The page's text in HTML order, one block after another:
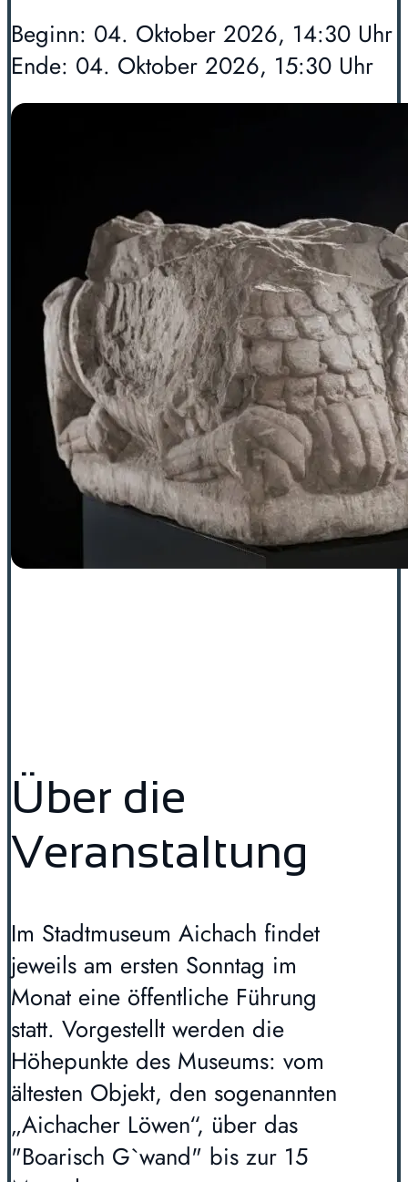
Beginn: 04. Oktober 2026, 14:30 Uhr
Ende: 04. Oktober 2026, 15:30 Uhr
Über die
Veranstaltung
Im Stadtmuseum Aichach findet
jeweils am ersten Sonntag im
Monat eine öffentliche Führung
statt. Vorgestellt werden die
Höhepunkte des Museums: vom
ältesten Objekt, den sogenannten
„Aichacher Löwen“, über das
"Boarisch G`wand" bis zur 15